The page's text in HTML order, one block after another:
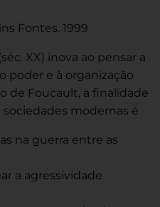
Fontes. 1999
XX) inova ao pensar a
poder e à organização
de Foucault, a finalidade
sociedades modernas é
na guerra entre as
a agressividade